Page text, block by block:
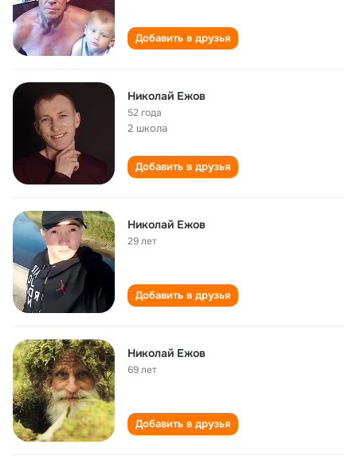
Добавить в друзья
Николай Ежов
52 года
2 школа
Добавить в друзья
Николай Ежов
29 лет
Добавить в друзья
Николай Ежов
69 лет
Добавить в друзья